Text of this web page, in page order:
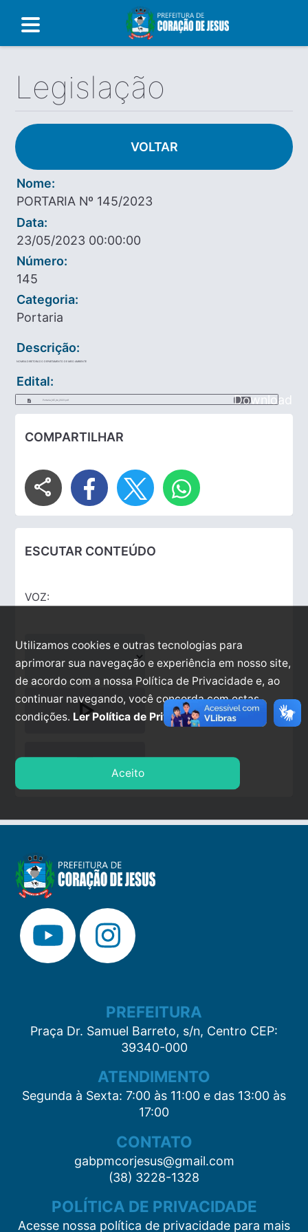
Legislação
VOLTAR
Nome:
PORTARIA Nº 145/2023
Data:
23/05/2023 00:00:00
Número:
145
Categoria:
Portaria
Descrição:
NOMEIA DIRETORA DO DEPARTAMENTO DE MEIO AMBIENTE
Edital:
Portaria_145_de_2023.pdf Download
COMPARTILHAR
share
ESCUTAR CONTEÚDO
VOZ:
play_arrow
stop
PREFEITURA
Praça Dr. Samuel Barreto, s/n, Centro CEP:
39340-000
ATENDIMENTO
Segunda à Sexta: 7:00 às 11:00 e das 13:00 às
17:00
CONTATO
gabpmcorjesus@gmail.com
(38) 3228-1328
POLÍTICA DE PRIVACIDADE
Acesse nossa política de privacidade para mais
Utilizamos cookies e outras tecnologias para
aprimorar sua navegação e experiência em nosso site,
de acordo com a nossa Política de Privacidade e, ao
continuar navegando, você concorda com estas
condições. Ler Política de Privacidade.
Aceito